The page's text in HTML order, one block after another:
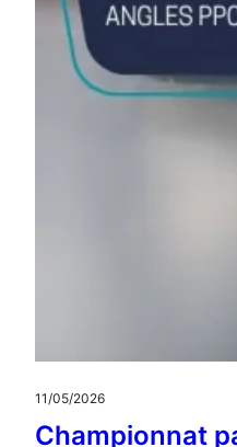
11/05/2026
Championnat